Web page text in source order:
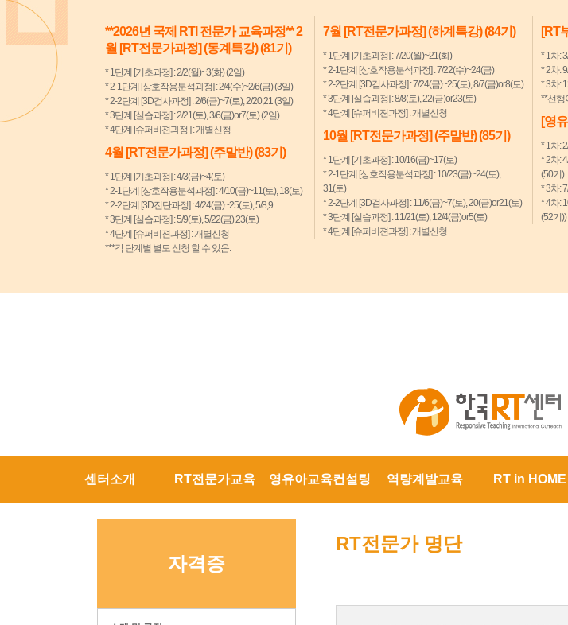
**2026년 국제 RTI 전문가 교육과정** 2
월 [RT전문가과정] (동계특강) (81기)
* 1단계 [기초과정] : 2/2(월)~3(화) (2일)
* 2-1단계 [상호작용분석과정] : 2/4(수)~2/6(금) (3일)
* 2-2단계 [3D검사과정] : 2/6(금)~7(토), 2/20,21 (3일)
* 3단계 [실습과정] : 2/21(토), 3/6(금)or7(토) (2일)
* 4단계 [슈퍼비젼과정 ] : 개별신청
4월 [RT전문가과정] (주말반) (83기)
* 1단계 [기초과정] : 4/3(금)~4(토)
* 2-1단계 [상호작용분석과정] : 4/10(금)~11(토), 18(토)
* 2-2단계 [3D진단과정] : 4/24(금)~25(토), 5/8,9
* 3단계 [실습과정] : 5/9(토), 5/22(금),23(토)
* 4단계 [슈퍼비젼과정] : 개별신청
***각 단계별 별도 신청 할 수 있음.
7월 [RT전문가과정] (하계특강) (84기)
* 1단계 [기초과정] : 7/20(월)~21(화)
* 2-1단계 [상호작용분석과정] : 7/22(수)~24(금)
* 2-2단계 [3D검사과정] : 7/24(금)~25(토), 8/7(금)or8(토)
* 3단계 [실습과정] : 8/8(토), 22(금)or23(토)
* 4단계 [슈퍼비젼과정] : 개별신청
10월 [RT전문가과정] (주말반) (85기)
* 1단계 [기초과정] : 10/16(금)~17(토)
* 2-1단계 [상호작용분석과정] : 10/23(금)~24(토),
31(토)
* 2-2단계 [3D검사과정] : 11/6(금)~7(토), 20(금)or21(토)
* 3단계 [실습과정] : 11/21(토), 12/4(금)or5(토)
* 4단계 [슈퍼비젼과정] : 개별신청
[RT
* 1차:
* 2차:
* 3차:
**선행
[영
* 1차:
* 2차:
(50기)
* 3차:
* 4차:
(52기))
센터소개 RT전문가교육 영유아교육컨설팅 역량계발교육 RT in HOME
자격증
RT전문가 명단